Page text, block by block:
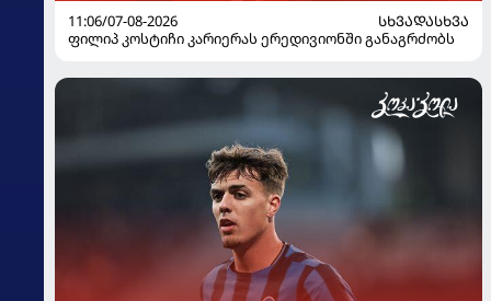
11:06/07-08-2026
ᲡᲮᲕᲐᲓᲐᲡᲮᲕᲐ
ფილიპ კოსტიჩი კარიერას ერედივიონში განაგრძობს